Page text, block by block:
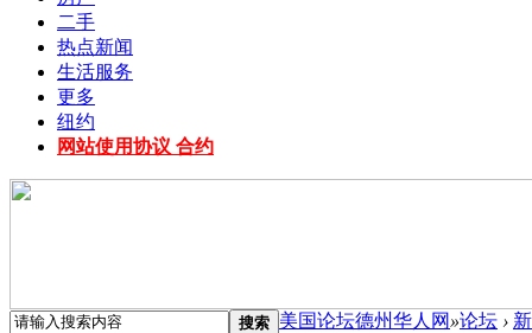
二手
热点新闻
生活服务
更多
纽约
网站使用协议 合约
搜索 美国论坛德州华人网 »论坛 ›